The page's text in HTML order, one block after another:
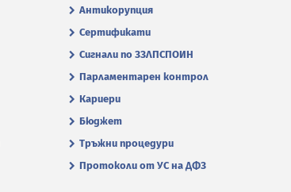
Антикорупция
Сертификати
Сигнали по ЗЗЛПСПОИН
Парламентарен контрол
Кариери
Бюджет
Тръжни процедури
Протоколи от УС на ДФЗ